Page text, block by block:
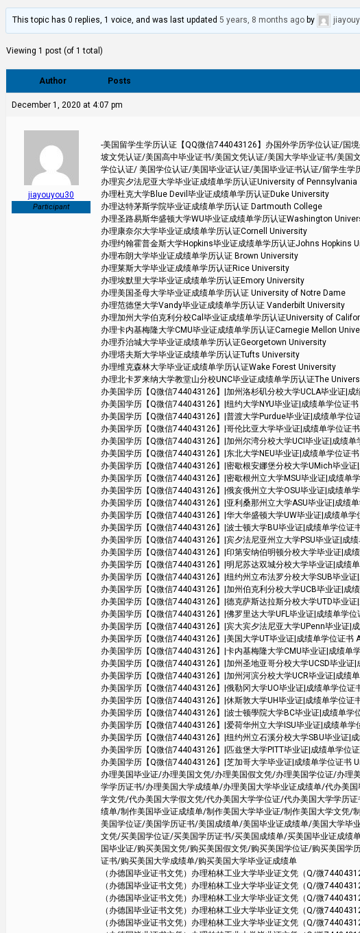
This topic has 0 replies, 1 voice, and was last updated5 years, 8 months ago by
Viewing 1 post (of 1 total)
Author Posts
December 1, 2020 at 4:07 pm
jiayouyou30
Participant
-美国留学生学历认证【QQ微信744043126】办国外学历学位认证/国
坡文凭认证/美国高中毕业证书/美国文凭认证/美国大学毕业证书/美
学位认证/ 美国学位认证/美国毕业证认证/美国毕业证书认证/留学生学
办理宾夕法尼亚大学毕业证成绩单学历认证University of Pennsylvania
办理杜克大学Blue Devil毕业证成绩单学历认证Duke University
办理达特茅斯学院毕业证成绩单学历认证 Dartmouth College
办理圣路易斯华盛顿大学WU毕业证成绩单学历认证Washington
办理康奈尔大学毕业证成绩单学历认证Cornell University
办理约翰霍普金斯大学Hopkins毕业证成绩单学历认证Johns Hopkins
办理布朗大学毕业证成绩单学历认证 Brown University
办理莱斯大学毕业证成绩单学历认证Rice University
办理埃默里大学毕业证成绩单学历认证Emory University
办理美国圣母大学毕业证成绩单学历认证 University of Notre Dame
办理范德堡大学Vandy毕业证成绩单学历认证 Vanderbilt University
办理加州大学伯克利分校Cal毕业证成绩单学历认证University of
办理卡内基梅隆大学CMU毕业证成绩单学历认证Carnegie Mellon
办理乔治城大学毕业证成绩单学历认证Georgetown University
办理塔夫斯大学毕业证成绩单学历认证Tufts University
办理维克森林大学毕业证成绩单学历认证Wake Forest University
办理北卡罗来纳大学教堂山分校UNC毕业证成绩单学历认证The
办美国学历【Q微信744043126】|加州洛杉矶分校大学UCLA毕业证|
办美国学历【Q微信744043126】|纽约大学NYU毕业证|成绩单学位证
办美国学历【Q微信744043126】|普渡大学Purdue毕业证|成绩单学位
办美国学历【Q微信744043126】|哥伦比亚大学毕业证|成绩单学位证
办美国学历【Q微信744043126】|加州尔湾分校大学UCI毕业证|成绩
办美国学历【Q微信744043126】|东北大学NEU毕业证|成绩单学位证
办美国学历【Q微信744043126】|密歇根安娜堡分校大学UMich毕业
办美国学历【Q微信744043126】|密歇根州立大学MSU毕业证|成绩单
办美国学历【Q微信744043126】|俄亥俄州立大学OSU毕业证|成绩单
办美国学历【Q微信744043126】|亚利桑那州立大学ASU毕业证|成绩
办美国学历【Q微信744043126】|华大华盛顿大学UW毕业证|成绩单
办美国学历【Q微信744043126】|波士顿大学BU毕业证|成绩单学位证
办美国学历【Q微信744043126】|宾夕法尼亚州立大学PSU毕业证|成
办美国学历【Q微信744043126】|印第安纳伯明顿分校大学毕业证|成
办美国学历【Q微信744043126】|明尼苏达双城分校大学毕业证|成绩
办美国学历【Q微信744043126】|纽约州立布法罗分校大学SUB毕业
办美国学历【Q微信744043126】|加州伯克利分校大学UCB毕业证|
办美国学历【Q微信744043126】|德克萨斯达拉斯分校大学UTD毕业
办美国学历【Q微信744043126】|佛罗里达大学UFL毕业证|成绩单学
办美国学历【Q微信744043126】|宾大宾夕法尼亚大学UPenn毕业证|
办美国学历【Q微信744043126】|美国大学UT毕业证|成绩单学位证
办美国学历【Q微信744043126】|卡内基梅隆大学CMU毕业证|成绩单
办美国学历【Q微信744043126】|加州圣地亚哥分校大学UCSD毕业
办美国学历【Q微信744043126】|加州河滨分校大学UCR毕业证|成
办美国学历【Q微信744043126】|俄勒冈大学UO毕业证|成绩单学位证
办美国学历【Q微信744043126】|休斯敦大学UH毕业证|成绩单学位证
办美国学历【Q微信744043126】|波士顿學院大学BC毕业证|成绩单学
办美国学历【Q微信744043126】|爱荷华州立大学ISU毕业证|成绩单
办美国学历【Q微信744043126】|纽约州立石溪分校大学SBU毕业证|
办美国学历【Q微信744043126】|匹兹堡大学PITT毕业证|成绩单学位
办美国学历【Q微信744043126】|芝加哥大学毕业证|成绩单学位证书
办理美国毕业证/办理美国文凭/办理美国假文凭/办理美国学位证/办
学学历证书/办理美国大学成绩单/办理美国大学毕业证成绩单/代办美
学文凭/代办美国大学假文凭/代办美国大学学位证/代办美国大学学历
绩单/制作美国毕业证成绩单/制作美国大学毕业证/制作美国大学文凭
美国学位证/美国学历证书/美国成绩单/美国毕业证成绩单/美国大学
文凭/买美国学位证/买美国学历证书/买美国成绩单/买美国毕业证成
国毕业证/购买美国文凭/购买美国假文凭/购买美国学位证/购买美国
证书/购买美国大学成绩单/购买美国大学毕业证成绩单
（办德国毕业证书文凭）办理柏林工业大学毕业证文凭（Q/微
（办德国毕业证书文凭）办理柏林工业大学毕业证文凭（Q/微
（办德国毕业证书文凭）办理柏林工业大学毕业证文凭（Q/微
（办德国毕业证书文凭）办理柏林工业大学毕业证文凭（Q/微
（办德国毕业证书文凭）办理柏林工业大学毕业证文凭（Q/微